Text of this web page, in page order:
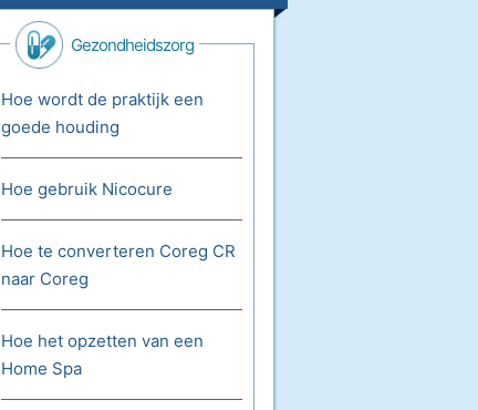
Gezondheidszorg
Hoe wordt de praktijk een
goede houding
Hoe gebruik Nicocure
Hoe te converteren Coreg CR
naar Coreg
Hoe het opzetten van een
Home Spa